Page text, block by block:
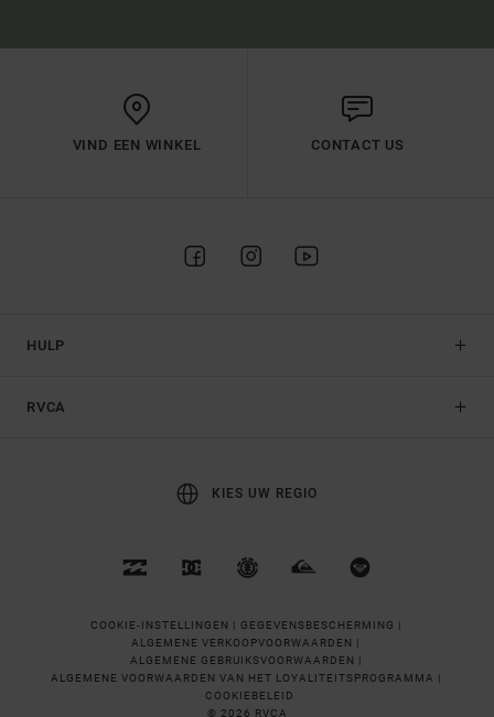
VIND EEN WINKEL CONTACT US
HULP
RVCA
KIES UW REGIO
COOKIE-INSTELLINGEN | GEGEVENSBESCHERMING |
ALGEMENE VERKOOPVOORWAARDEN |
ALGEMENE GEBRUIKSVOORWAARDEN |
ALGEMENE VOORWAARDEN VAN HET LOYALITEITSPROGRAMMA |
COOKIEBELEID
© 2026 RVCA